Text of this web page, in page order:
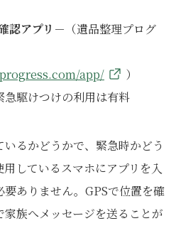
アプリ －（遺品整理プログ
app/
）
駆けつけの利用は有料
るかどうかで、緊急時かどう
しているスマホにアプリを入
ありません。GPSで位置を確
族へメッセージを送ることが